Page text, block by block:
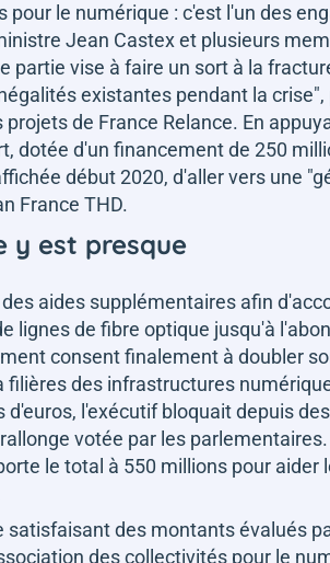
pour le numérique : c'est l'un des
Jean Castex et plusieurs
partie vise à faire un sort à la
existantes pendant la crise"
de France Relance. En
dotée d'un financement de 250
début 2020, d'aller vers une
France THD.
y est presque
aides supplémentaires afin
lignes de fibre optique jusqu'à
consent finalement à doubler
des infrastructures
l'exécutif bloquait depuis
votée par les
le total à 550 millions pour aider
des montants évalués
des collectivités pour le